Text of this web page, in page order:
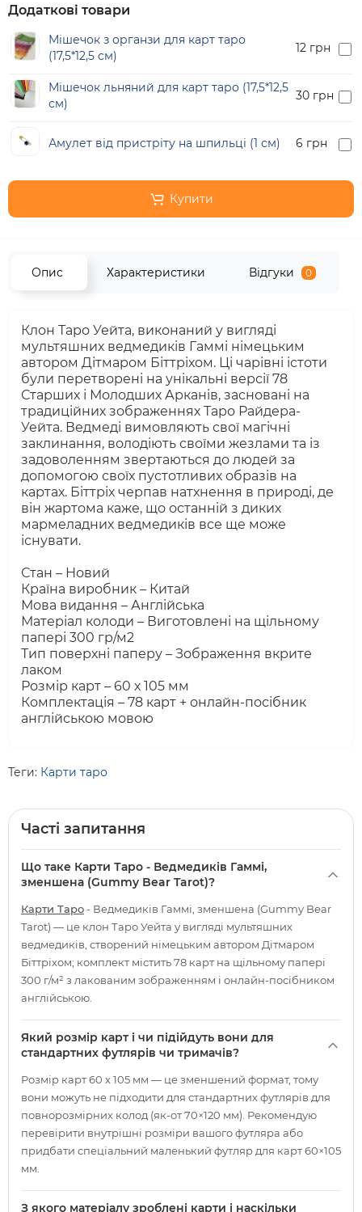
Додаткові товари
Мішечок з органзи для карт таро
(17,5*12,5 см)
12 грн
Мішечок льняний для карт таро (17,5*12,5
см)
30 грн
Амулет від пристріту на шпильці (1 см) 6 грн
Купити
Опис Характеристики Відгуки 0
Клон Таро Уейта, виконаний у вигляді
мультяшних ведмедиків Гаммі німецьким
автором Дітмаром Біттріхом. Ці чарівні істоти
були перетворені на унікальні версії 78
Старших і Молодших Арканів, засновані на
традиційних зображеннях Таро Райдера-
Уейта. Ведмеді вимовляють свої магічні
заклинання, володіють своїми жезлами та із
задоволенням звертаються до людей за
допомогою своїх пустотливих образів на
картах. Біттріх черпав натхнення в природі, де
він жартома каже, що останній з диких
мармеладних ведмедиків все ще може
існувати.
Стан – Новий
Країна виробник – Китай
Мова видання – Англійська
Матеріал колоди – Виготовлені на щільному
папері 300 гр/м2
Тип поверхні паперу – Зображення вкрите
лаком
Розмір карт – 60 х 105 мм
Комплектація – 78 карт + онлайн-посібник
англійською мовою
Теги: Карти таро
Часті запитання
Що таке Карти Таро - Ведмедиків Гаммі,
зменшена (Gummy Bear Tarot)?
Карти Таро- Ведмедиків Гаммі, зменшена (Gummy Bear
Tarot) — це клон Таро Уейта у вигляді мультяшних
ведмедиків, створений німецьким автором Дітмаром
Біттріхом; комплект містить 78 карт на щільному папері
300 г/м² з лакованим зображенням і онлайн-посібником
англійською.
Який розмір карт і чи підійдуть вони для
стандартних футлярів чи тримачів?
Розмір карт 60 х 105 мм — це зменшений формат, тому
вони можуть не підходити для стандартних футлярів для
повнорозмірних колод (як-от 70×120 мм). Рекомендую
перевірити внутрішні розміри вашого футляра або
придбати спеціальний маленький футляр для карт 60×105
мм.
З якого матеріалу зроблені карти і наскільки